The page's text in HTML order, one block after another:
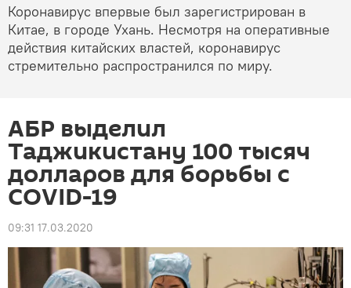
Коронавирус впервые был зарегистрирован в
Китае, в городе Ухань. Несмотря на оперативные
действия китайских властей, коронавирус
стремительно распространился по миру.
АБР выделил
Таджикистану 100 тысяч
долларов для борьбы с
COVID-19
09:31 17.03.2020